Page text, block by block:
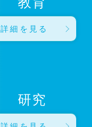
詳細を見る
研究